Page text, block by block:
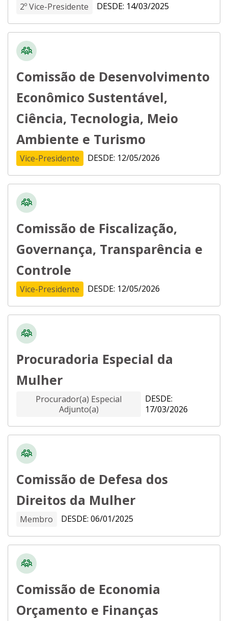
2º Vice-Presidente DESDE: 14/03/2025
Comissão de Desenvolvimento
Econômico Sustentável,
Ciência, Tecnologia, Meio
Ambiente e Turismo
Vice-Presidente DESDE: 12/05/2026
Comissão de Fiscalização,
Governança, Transparência e
Controle
Vice-Presidente DESDE: 12/05/2026
Procuradoria Especial da
Mulher
Procurador(a) Especial
Adjunto(a)
DESDE:
17/03/2026
Comissão de Defesa dos
Direitos da Mulher
Membro DESDE: 06/01/2025
Comissão de Economia
Orçamento e Finanças